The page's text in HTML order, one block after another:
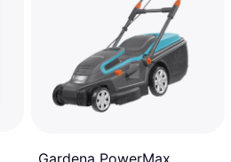
Gardena PowerMax